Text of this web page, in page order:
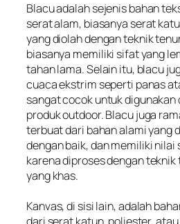
Blacu adalah sejenis bahan
serat alam, biasanya serat
yang diolah dengan teknik
biasanya memiliki sifat yang
tahan lama. Selain itu, blacu
cuaca ekstrim seperti panas
sangat cocok untuk digunakan
produk outdoor. Blacu juga
terbuat dari bahan alami yang
dengan baik, dan memiliki nilai
karena diproses dengan
yang khas.
Kanvas, di sisi lain, adalah